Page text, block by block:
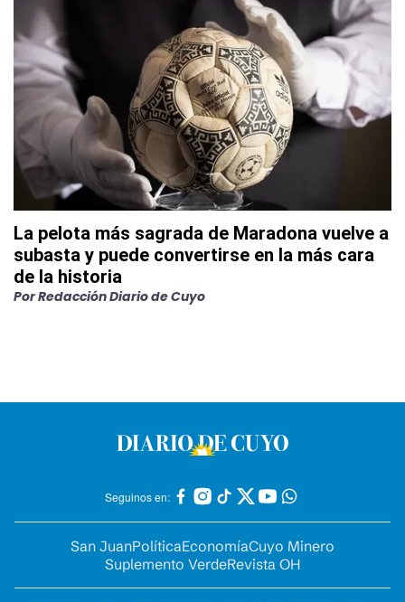
La pelota más sagrada de Maradona vuelve a
subasta y puede convertirse en la más cara
de la historia
PorRedacción Diario de Cuyo
Seguinos en:
San JuanPolíticaEconomíaCuyo Minero
Suplemento VerdeRevista OH